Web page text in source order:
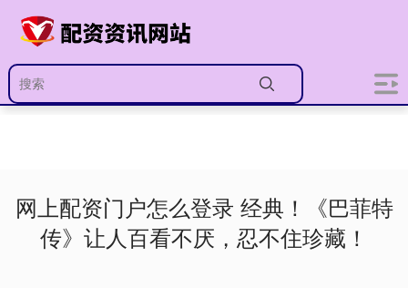
网上配资门户怎么登录 经典！《巴菲特
传》让人百看不厌，忍不住珍藏！